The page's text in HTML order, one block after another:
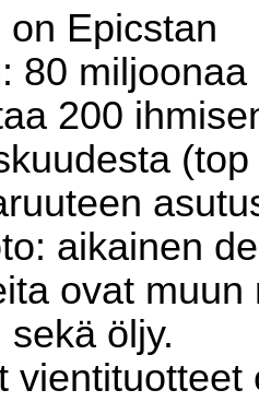
Epicstan
80 miljoonaa
200
aikainen
ovat
öljy.